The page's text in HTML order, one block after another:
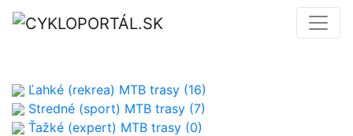
Ľahké (rekrea) MTB trasy (16)
Stredné (sport) MTB trasy (7)
Ťažké (expert) MTB trasy (0)